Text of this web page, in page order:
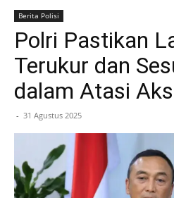
Berita Polisi
Polri Pastikan
Terukur dan
dalam Atasi
- 31 Agustus 2025